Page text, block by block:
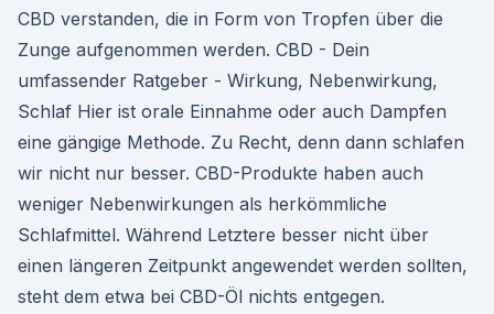
CBD verstanden, die in Form von Tropfen über die
Zunge aufgenommen werden. CBD - Dein
umfassender Ratgeber - Wirkung, Nebenwirkung,
Schlaf Hier ist orale Einnahme oder auch Dampfen
eine gängige Methode. Zu Recht, denn dann schlafen
wir nicht nur besser. CBD-Produkte haben auch
weniger Nebenwirkungen als herkömmliche
Schlafmittel. Während Letztere besser nicht über
einen längeren Zeitpunkt angewendet werden sollten,
steht dem etwa bei CBD-Öl nichts entgegen.